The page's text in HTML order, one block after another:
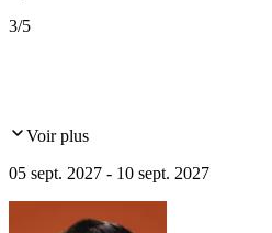
3/5
Voir plus
05 sept. 2027 - 10 sept. 2027